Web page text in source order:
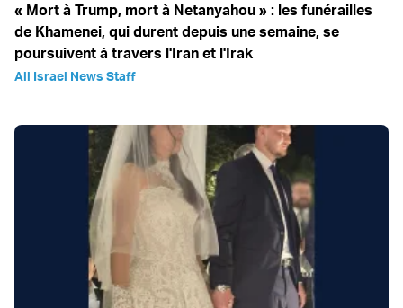
« Mort à Trump, mort à Netanyahou » : les funérailles
de Khamenei, qui durent depuis une semaine, se
poursuivent à travers l'Iran et l'Irak
All Israel News Staff